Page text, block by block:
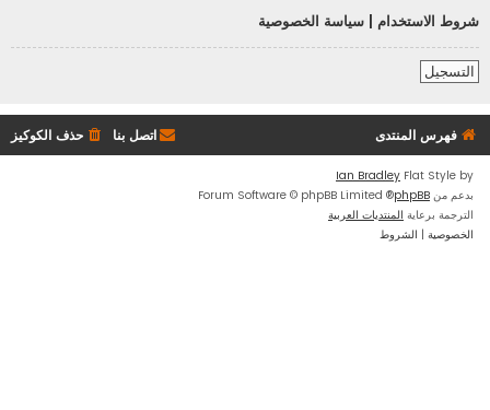
شروط الاستخدام
سياسة الخصوصية
التسجيل
فهرس المنتدى حذف الكوكيز اتصل بنا
Flat Style by
Ian Bradley
بدعم من phpBB
® Forum Software © phpBB Limited
الترجمة برعاية المنتديات العربية
الخصوصية | الشروط